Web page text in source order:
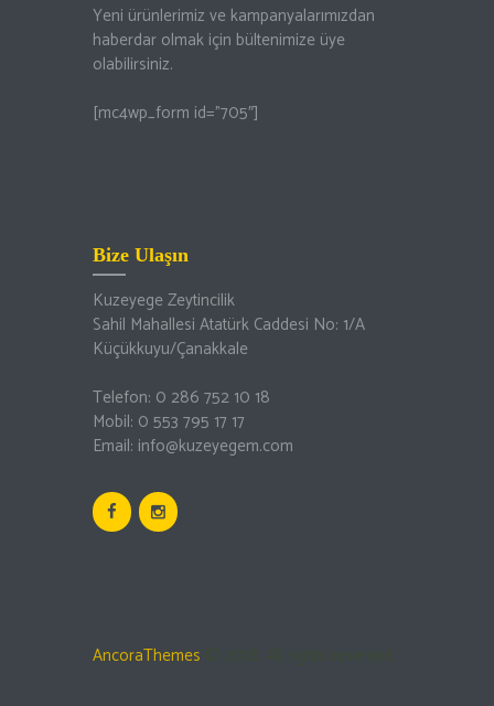
Yeni ürünlerimiz ve kampanyalarımızdan
haberdar olmak için bültenimize üye
olabilirsiniz.
[mc4wp_form id=”705″]
Bize Ulaşın
Kuzeyege Zeytincilik
Sahil Mahallesi Atatürk Caddesi No: 1/A
Küçükkuyu/Çanakkale
Telefon: 0 286 752 10 18
Mobil: 0 553 795 17 17
Email: info@kuzeyegem.com
AncoraThemes